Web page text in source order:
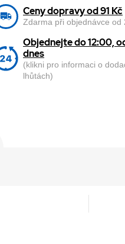
Ceny dopravy od 91 Kč
Zdarma při objednávce od
Objednejte do 12:00,
dnes
(klikni pro informaci o
lhůtách)